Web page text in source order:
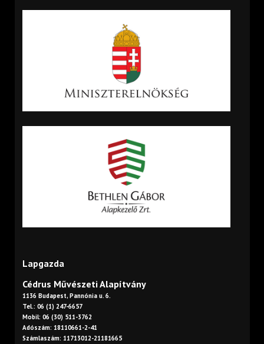
Lapgazda
Cédrus Művészeti Alapítvány
1136 Budapest, Pannónia u. 6.
Tel.: 06 (1) 247-6657
Mobil: 06 (30) 511-3762
Adószám: 18110661-2-41
Számlaszám: 11713012-21181665